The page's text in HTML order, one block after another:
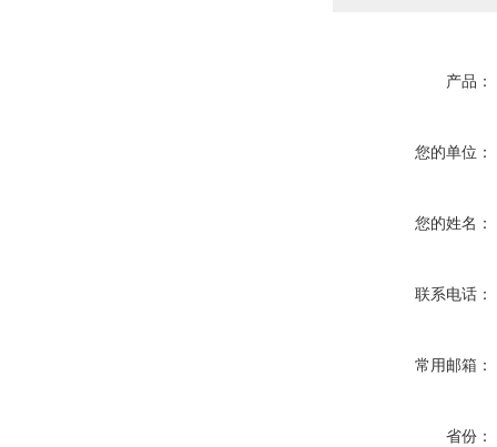
产品：
您的单位：
您的姓名：
联系电话：
常用邮箱：
省份：